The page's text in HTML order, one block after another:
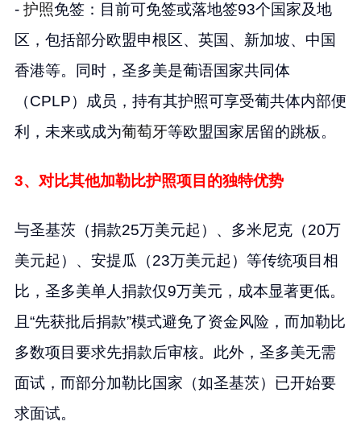
- 护照免签：目前可免签或落地签93个国家及地
区，包括部分欧盟申根区、英国、新加坡、中国
香港等。同时，圣多美是葡语国家共同体
（CPLP）成员，持有其护照可享受葡共体内部便
利，未来或成为葡萄牙等欧盟国家居留的跳板。
3、对比其他加勒比护照项目的独特优势
与圣基茨（捐款25万美元起）、多米尼克（20万
美元起）、安提瓜（23万美元起）等传统项目相
比，圣多美单人捐款仅9万美元，成本显著更低。
且“先获批后捐款”模式避免了资金风险，而加勒比
多数项目要求先捐款后审核。此外，圣多美无需
面试，而部分加勒比国家（如圣基茨）已开始要
求面试。